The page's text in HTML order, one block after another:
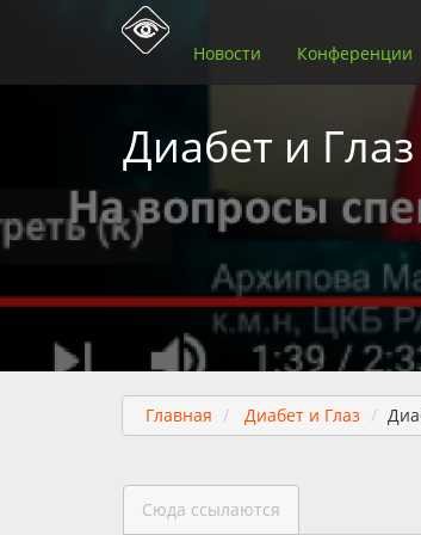
Диабет и
Новости Конференции
Главная Диабет и Глаз
Сюда ссылаются